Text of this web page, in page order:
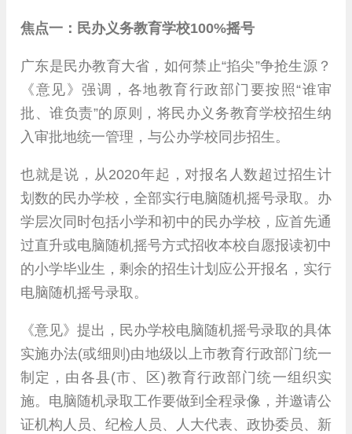
焦点一：民办义务教育学校100%摇号
广东是民办教育大省，如何禁止“掐尖”争抢生源？
《意见》强调，各地教育行政部门要按照“谁审
批、谁负责”的原则，将民办义务教育学校招生纳
入审批地统一管理，与公办学校同步招生。
也就是说，从2020年起，对报名人数超过招生计
划数的民办学校，全部实行电脑随机摇号录取。办
学层次同时包括小学和初中的民办学校，应首先通
过直升或电脑随机摇号方式招收本校自愿报读初中
的小学毕业生，剩余的招生计划应公开报名，实行
电脑随机摇号录取。
《意见》提出，民办学校电脑随机摇号录取的具体
实施办法(或细则)由地级以上市教育行政部门统一
制定，由各县(市、区)教育行政部门统一组织实
施。电脑随机录取工作要做到全程录像，并邀请公
证机构人员、纪检人员、人大代表、政协委员、新